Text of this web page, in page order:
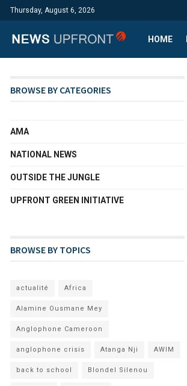
Thursday, August 6, 2026
HOME
BROWSE BY CATEGORIES
AMA
NATIONAL NEWS
OUTSIDE THE JUNGLE
UPFRONT GREEN INITIATIVE
BROWSE BY TOPICS
actualité Africa
Alamine Ousmane Mey
Anglophone Cameroon
anglophone crisis Atanga Nji AWIM
back to school Blondel Silenou